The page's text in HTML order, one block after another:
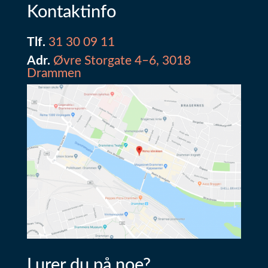
Kontaktinfo
Tlf. 31 30 09 11
Adr. Øvre Storgate 4–6, 3018
Drammen